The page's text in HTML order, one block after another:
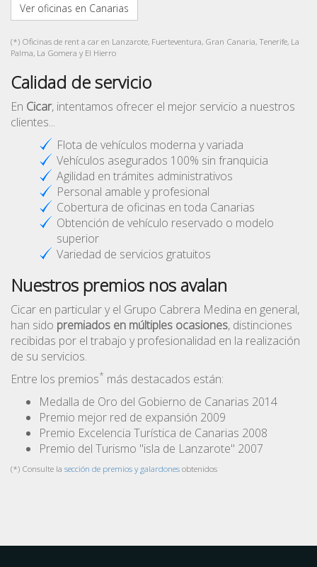
Ver oficinas en Canarias
(*) Oficinas de rent a car en Lanzarote, Fuerteventura, Gran Canaria, Tenerife, La
Palma, La Gomera y El Hierro
Calidad de servicio
En Cicar, intentamos ofrecer el mejor servicio a nuestros
clientes...
Flota de vehículos moderna y variada
Vehículos asegurados 100% sin franquicia
Agilidad en trámites administrativos
Personal amable y profesional
Cobertura de oficinas en toda Canarias
Obtención de vehículo reservado o modelo
superior
Variedad de servicios gratuitos
Nuestros premios nos avalan
Cicar en particular y el Grupo Cabrera Medina en general,
han sido premiados en múltiples ocasiones, distinciones
recibidas por el trabajo y profesionalidad en la realización
de su servicios.
Entre los premios* más destacados están:
Medalla de Oro del Gobierno de Canarias 2014
Premio mejor red de expansión 2009
Premio Excelencia Turística de Canarias 2008
Premio del Turismo "isla de Lanzarote" 2007
(*) Consulte la sección de premios y galardones obtenidos